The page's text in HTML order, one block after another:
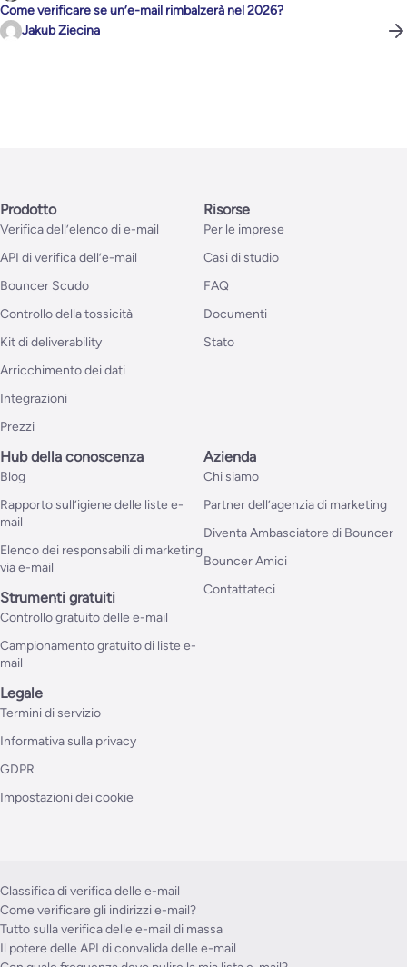
Come verificare se un’e-mail rimbalzerà nel 2026?
Jakub Ziecina
Prodotto
Verifica dell’elenco di e-mail
API di verifica dell’e-mail
Bouncer Scudo
Controllo della tossicità
Kit di deliverability
Arricchimento dei dati
Integrazioni
Prezzi
Risorse
Per le imprese
Casi di studio
FAQ
Documenti
Stato
Hub della conoscenza
Blog
Rapporto sull’igiene delle liste e-
mail
Elenco dei responsabili di marketing
via e-mail
Strumenti gratuiti
Controllo gratuito delle e-mail
Campionamento gratuito di liste e-
mail
Azienda
Chi siamo
Partner dell’agenzia di marketing
Diventa Ambasciatore di Bouncer
Bouncer Amici
Contattateci
Legale
Termini di servizio
Informativa sulla privacy
GDPR
Impostazioni dei cookie
Classifica di verifica delle e-mail
Come verificare gli indirizzi e-mail?
Tutto sulla verifica delle e-mail di massa
Il potere delle API di convalida delle e-mail